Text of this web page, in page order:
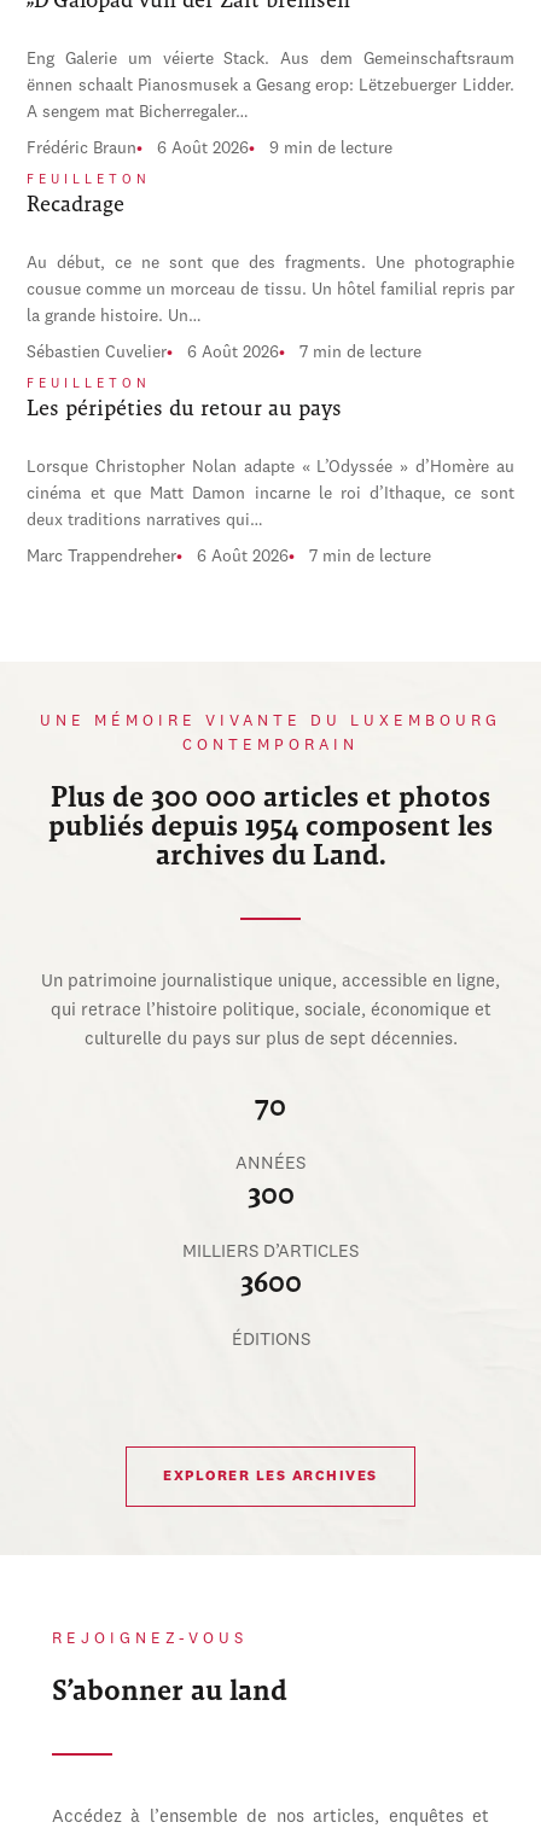
Eng Galerie um véierte Stack. Aus dem Gemeinschaftsraum
ënnen schaalt Pianosmusek a Gesang erop: Lëtzebuerger Lidder.
A sengem mat Bicherregaler…
Frédéric Braun 6 Août 2026 9 min de lecture
FEUILLETON
Recadrage
Au début, ce ne sont que des fragments. Une photographie
cousue comme un morceau de tissu. Un hôtel familial repris par
la grande histoire. Un…
Sébastien Cuvelier 6 Août 2026 7 min de lecture
FEUILLETON
Les péripéties du retour au pays
Lorsque Christopher Nolan adapte « L’Odyssée » d’Homère au
cinéma et que Matt Damon incarne le roi d’Ithaque, ce sont
deux traditions narratives qui…
Marc Trappendreher 6 Août 2026 7 min de lecture
UNE MÉMOIRE VIVANTE DU LUXEMBOURG
CONTEMPORAIN
Plus de 300 000 articles et photos
publiés depuis 1954 composent les
archives du Land.
Un patrimoine journalistique unique, accessible en ligne,
qui retrace l’histoire politique, sociale, économique et
culturelle du pays sur plus de sept décennies.
70
ANNÉES
300
MILLIERS D’ARTICLES
3600
ÉDITIONS
EXPLORER LES ARCHIVES
REJOIGNEZ-VOUS
S’abonner au land
Accédez à l’ensemble de nos articles, enquêtes et